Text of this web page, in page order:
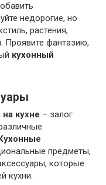
недорогие, но
растения,
Проявите фантазию,
кухонный
кухне – залог
предметы,
которые
кухни.